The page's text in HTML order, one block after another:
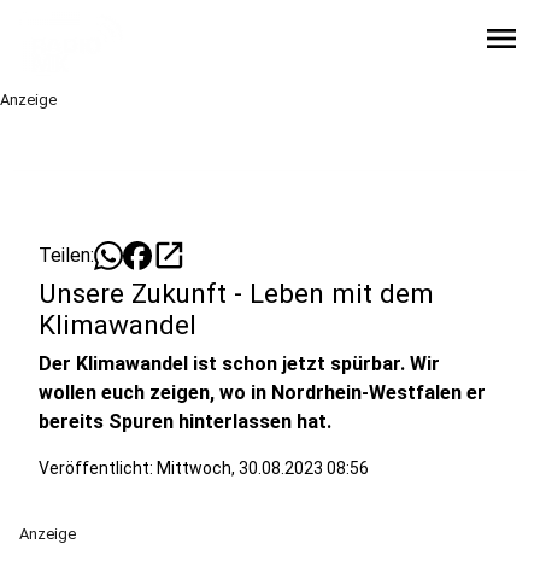
menu
Anzeige
Teilen: open_in_new
Unsere Zukunft - Leben mit dem
Klimawandel
Der Klimawandel ist schon jetzt spürbar. Wir
wollen euch zeigen, wo in Nordrhein-Westfalen er
bereits Spuren hinterlassen hat.
Veröffentlicht: Mittwoch, 30.08.2023 08:56
Anzeige